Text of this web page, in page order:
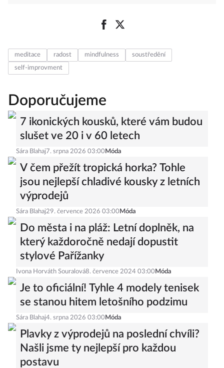
meditace radost mindfulness
soustředění
self-improvment
Doporučujeme
7 ikonických kousků, které vám budou
slušet ve 20 i v 60 letech
Sára Blahaj7. srpna 2026 03:00 Móda
V čem přežít tropická horka? Tohle
jsou nejlepší chladivé kousky z letních
výprodejů
Sára Blahaj29. července 2026 03:00 Móda
Do města i na pláž: Letní doplněk, na
který každoročně nedají dopustit
stylové Pařížanky
Ivona Horváth Souralová8. července 2024 03:00 Móda
Je to oficiální! Tyhle 4 modely tenisek
se stanou hitem letošního podzimu
Sára Blahaj4. srpna 2026 03:00 Móda
Plavky z výprodejů na poslední chvíli?
Našli jsme ty nejlepší pro každou
postavu